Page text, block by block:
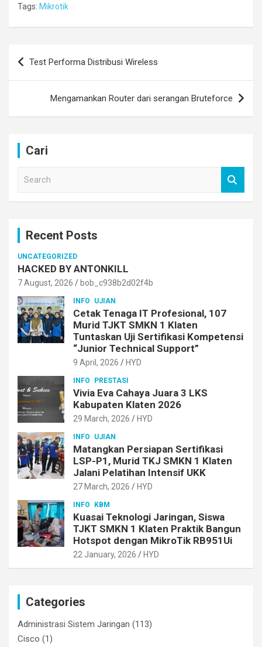
Tags: Mikrotik
Post
navigation
Test Performa Distribusi Wireless
Mengamankan Router dari serangan Bruteforce
Cari
Recent Posts
UNCATEGORIZED
HACKED BY ANTONKILL
7 August, 2026 bob_c938b2d02f4b
INFO UJIAN
Cetak Tenaga IT Profesional, 107
Murid TJKT SMKN 1 Klaten
Tuntaskan Uji Sertifikasi Kompetensi
“Junior Technical Support”
9 April, 2026 HYD
INFO PRESTASI
Vivia Eva Cahaya Juara 3 LKS
Kabupaten Klaten 2026
29 March, 2026 HYD
INFO UJIAN
Matangkan Persiapan Sertifikasi
LSP-P1, Murid TKJ SMKN 1 Klaten
Jalani Pelatihan Intensif UKK
27 March, 2026 HYD
INFO KBM
Kuasai Teknologi Jaringan, Siswa
TJKT SMKN 1 Klaten Praktik Bangun
Hotspot dengan MikroTik RB951Ui
22 January, 2026 HYD
Categories
Administrasi Sistem Jaringan (113)
Cisco (1)